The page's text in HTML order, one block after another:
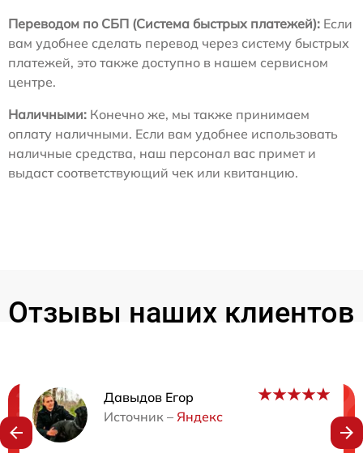
Переводом по СБП (Система быстрых платежей): Если
вам удобнее сделать перевод через систему быстрых
платежей, это также доступно в нашем сервисном
центре.
Наличными: Конечно же, мы также принимаем
оплату наличными. Если вам удобнее использовать
наличные средства, наш персонал вас примет и
выдаст соответствующий чек или квитанцию.
Отзывы наших клиентов
Давыдов Егор
Источник – Яндекс
Нужна консультация?